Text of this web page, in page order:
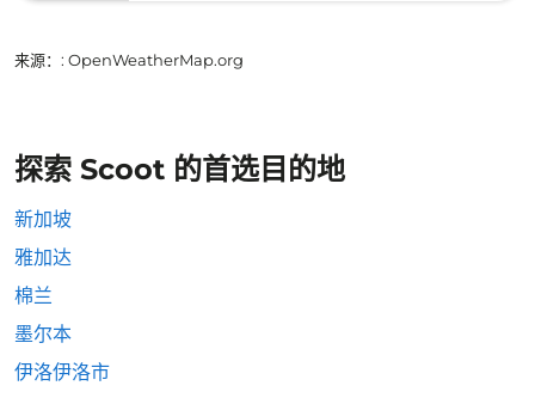
来源： : OpenWeatherMap.org
探索 Scoot 的首选目的地
新加坡
雅加达
棉兰
墨尔本
伊洛伊洛市